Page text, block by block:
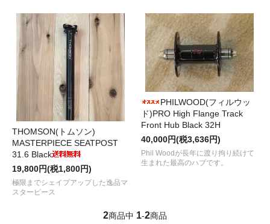
THOMSON(トムソン)
MASTERPIECE SEATPOST
31.6 Black
19,800円(税1,800円)
極限までシェイプアップした逸品マ
スターピース
PHILWOOD(フィルウッ
ド)PRO High Flange Track
Front Hub Black 32H
40,000円(税3,636円)
Phil Woodが長年に渡り拘り続けて
生まれた最高のハブです。
2商品中 1-2商品